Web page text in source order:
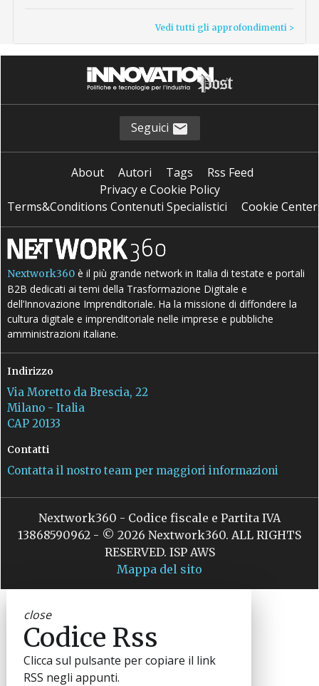
Vedi tutti gli approfondimenti >
Seguici
About Autori Tags
Rss Feed
Privacy e Cookie Policy
Terms&Conditions Contenuti Specialistici
Cookie Center
Nextwork360 è il più grande network in Italia di testate e portali
B2B dedicati ai temi della Trasformazione Digitale e
dell’Innovazione Imprenditoriale. Ha la missione di diffondere la
cultura digitale e imprenditoriale nelle imprese e pubbliche
amministrazioni italiane.
Indirizzo
Via Moretto da Brescia, 22
Milano - Italia
CAP 20133
Contatti
Contatta il nostro team per maggiori informazioni
Nextwork360 - Codice fiscale e Partita IVA
13868590962 - © 2026 Nextwork360. ALL RIGHTS
RESERVED. ISP AWS
Mappa del sito
close
Codice Rss
Clicca sul pulsante per copiare il link
RSS negli appunti.